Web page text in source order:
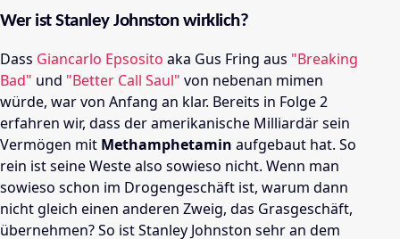
Wer ist Stanley Johnston wirklich?
Dass Giancarlo Epsosito aka Gus Fring aus "Breaking
Bad" und "Better Call Saul" von nebenan mimen
würde, war von Anfang an klar. Bereits in Folge 2
erfahren wir, dass der amerikanische Milliardär sein
Vermögen mit Methamphetamin aufgebaut hat. So
rein ist seine Weste also sowieso nicht. Wenn man
sowieso schon im Drogengeschäft ist, warum dann
nicht gleich einen anderen Zweig, das Grasgeschäft,
übernehmen? So ist Stanley Johnston sehr an dem